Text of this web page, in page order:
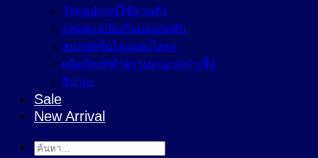
วัสดุอุปกรณ์ใช้ส่วนตัว
กลุ่มดูแลป้องกันแผลกดทับ
สเปรย์ครีมไล่แมลงไล่ยุง
ผลิตภัณฑ์ทำความสะอาดฆ่าเชื้อ
จิปาถะ
Sale
New Arrival
ค้นหา: